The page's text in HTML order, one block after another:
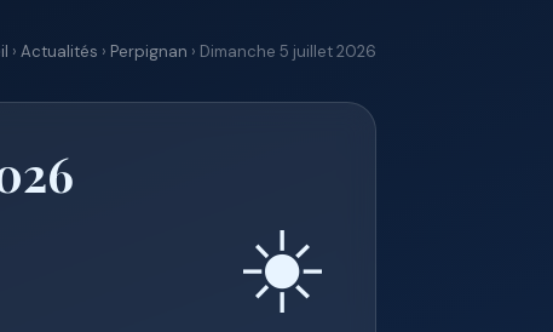
› Actualités › Perpignan › Dimanche 5 juillet 2026
☀️